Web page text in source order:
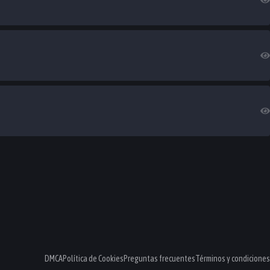
DMCAPolítica de CookiesPreguntas frecuentesTérminos y condiciones